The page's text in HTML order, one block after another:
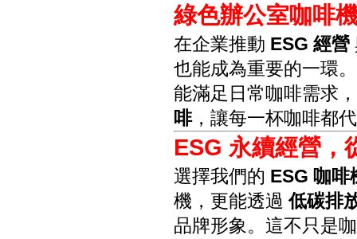
綠色辦公室咖啡
在企業推動 ESG 經營
也能成為重要的一環
能滿足日常咖啡需求
啡，讓每一杯咖啡都
ESG 永續經營，
選擇我們的 ESG 咖啡
機，更能透過低碳排
品牌形象。這不只是